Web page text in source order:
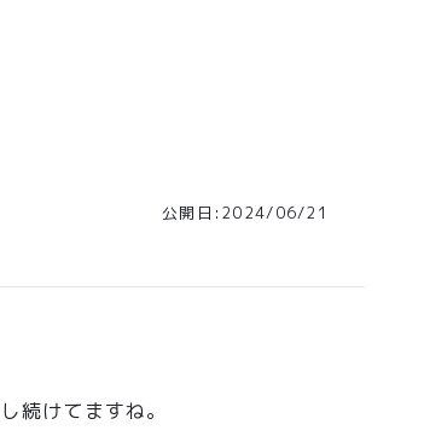
公開日:2024/06/21
続けてますね。